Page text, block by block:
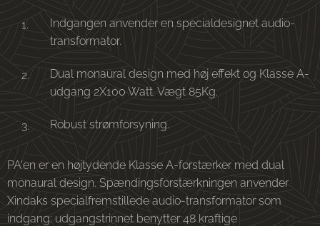
Indgangen anvender en specialdesignet audio-
transformator.
Dual monaural design med høj effekt og Klasse A-
udgang 2X100 Watt. Vægt 85Kg.
Robust strømforsyning.
PA'en er en højtydende Klasse A-forstærker med dual
monaural design. Spændingsforstærkningen anvender
Xindaks specialfremstillede audio-transformator som
indgang; udgangstrinnet benytter 48 kraftige